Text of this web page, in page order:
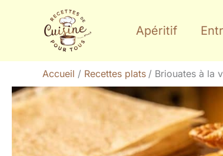
Apéritif
Accueil Recettes plats Briouates à la